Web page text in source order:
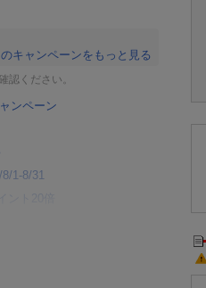
キャンペーンをもっと見る
ください。
ンペーン
1-8/31
ト20倍